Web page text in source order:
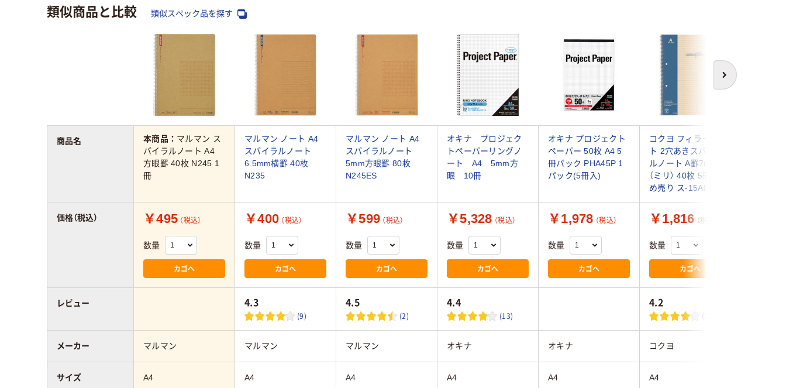
類似商品と比較 類似スペック品を探す
次へ
本商品： マルマン ス
パイラルノート A4
方眼罫 40枚 N245 1
冊
マルマン ノート A4
スパイラルノート
6.5mm横罫 40枚
N235
マルマン ノート A4
スパイラルノート
5mm方眼罫 80枚
N245ES
オキナ プロジェク
トペーパーリングノ
ート A4 5mm方
眼 10冊
オキナ プロジェクト
ペーパー 50枚 A4 5
冊パック PHA45P 1
パック(5冊入)
コクヨ フィラーノー
ト 2穴あきスパイラ
ルノート A罫7ｍｍ
（ミリ） 40枚 5冊まと
め売り ス-15AN
￥495 （税込）
数量
カゴへ
￥400 （税込）
数量
カゴへ
￥599 （税込）
数量
カゴへ
￥5,328 （税込）
数量
カゴへ
￥1,978 （税込）
数量
カゴへ
￥1,816 （税込）
数量
カゴへ
4.3
(9)
4.5
(2)
4.4
(13)
4.2
(7)
マルマン マルマン マルマン オキナ オキナ コクヨ
A4 A4 A4 A4 A4 A4
商品名
価格（税込）
レビュー
メーカー
サイズ